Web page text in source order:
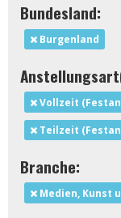
Bundesland:
Burgenland
Vollzeit
Teilzeit
Branche:
Medien, Kunst